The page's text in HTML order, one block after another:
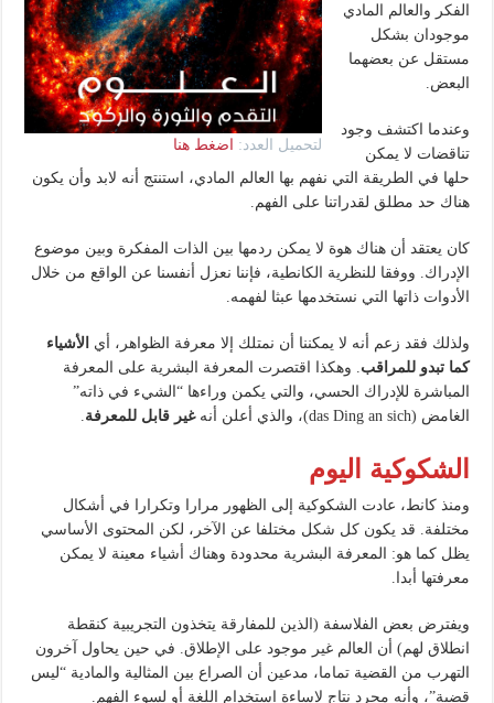
لتحميل العدد: اضغط هنا
الفكر والعالم المادي
موجودان بشكل
مستقل عن بعضهما
البعض.
وعندما اكتشف وجود
تناقضات لا يمكن
حلها في الطريقة التي نفهم بها العالم المادي، استنتج أنه لابد وأن يكون
هناك حد مطلق لقدراتنا على الفهم.
كان يعتقد أن هناك هوة لا يمكن ردمها بين الذات المفكرة وبين موضوع
الإدراك. ووفقا للنظرية الكانطية، فإننا نعزل أنفسنا عن الواقع من خلال
الأدوات ذاتها التي نستخدمها عبثا لفهمه.
ولذلك فقد زعم أنه لا يمكننا أن نمتلك إلا معرفة الظواهر، أي الأشياء
كما تبدو للمراقب . وهكذا اقتصرت المعرفة البشرية على المعرفة
المباشرة للإدراك الحسي، والتي يكمن وراءها “الشيء في ذاته”
الغامض (das Ding an sich)، والذي أعلن أنه
غير قابل للمعرفة
الشكوكية اليوم
ومنذ كانط، عادت الشكوكية إلى الظهور مرارا وتكرارا في أشكال
مختلفة. قد يكون كل شكل مختلفا عن الآخر، لكن المحتوى الأساسي
يظل كما هو: المعرفة البشرية محدودة وهناك أشياء معينة لا يمكن
معرفتها أبدا.
ويفترض بعض الفلاسفة (الذين للمفارقة يتخذون التجريبية كنقطة
انطلاق لهم) أن العالم غير موجود على الإطلاق. في حين يحاول آخرون
التهرب من القضية تماما، مدعين أن الصراع بين المثالية والمادية “ليس
قضية”، وأنه مجرد نتاج لإساءة استخدام اللغة أو لسوء الفهم.